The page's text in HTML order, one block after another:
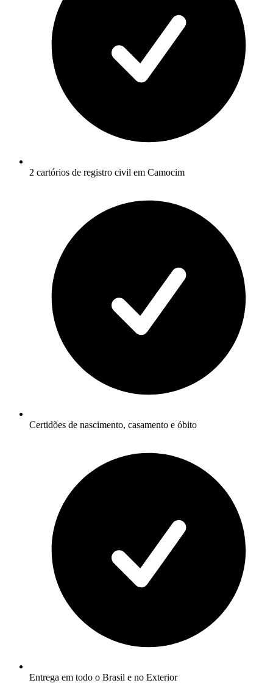
2 cartórios de registro civil em Camocim
Certidões de nascimento, casamento e óbito
Entrega em todo o Brasil e no Exterior